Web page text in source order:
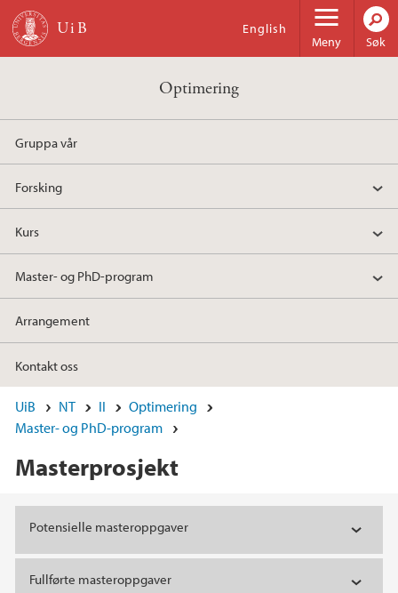
Hopp til hovedinnhold
Meny
English
Søk
Optimering
Gruppa vår
Forsking
Kurs
Master- og PhD-program
Arrangement
Kontakt oss
UiB NT II
Optimering
Master- og PhD-program
Masterprosjekt
Hovedinnhold
Potensielle masteroppgaver
Fullførte masteroppgaver